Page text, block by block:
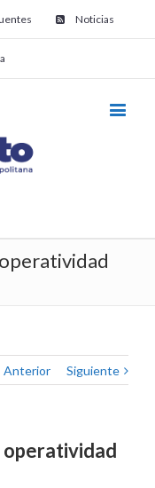
Noticias
Anterior Siguiente
operatividad